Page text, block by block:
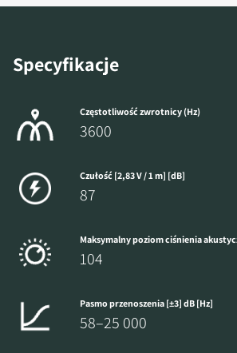
Specyfikacje
Częstotliwość zwrotnicy (Hz)
3600
Czułość [2,83 V / 1 m] [dB]
87
Maksymalny poziom ciśnienia
104
Pasmo przenoszenia [±3] dB [Hz]
58–25 000